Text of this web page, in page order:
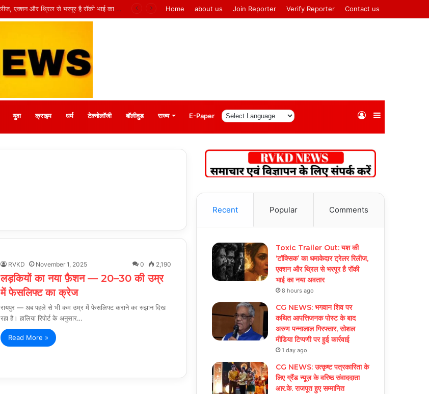
CG NEWS: भगवान शिव पर कथित आपत्तिजनक पोस्ट के बाद अरुण पन्नालाल गिरफ्तार, सोशल मीडिया टिप्पणी पर हुई कार्रवाई Home about us Join Reporter Verify Reporter Contact us
युवा क्राइम धर्म टेक्नोलॉजी बॉलीवुड राज्य E-Paper Sidebar
Log
RVKD November 1, 2025 0 2,190
लड़कियों का नया फ़ैशन — 20–30 की उम्र
में फेसलिफ्ट का क्रेज
रायपुर — अब पहले से भी कम उम्र में फेसलिफ्ट कराने का रुझान दिख
रहा है। हालिया रिपोर्ट के अनुसार…
Read More »
Recent Popular Comments
Toxic Trailer Out: यश की
‘टॉक्सिक’ का धमाकेदार ट्रेलर रिलीज,
एक्शन और थ्रिल से भरपूर है रॉकी
भाई का नया अवतार
8 hours ago
CG NEWS: भगवान शिव पर
कथित आपत्तिजनक पोस्ट के बाद
अरुण पन्नालाल गिरफ्तार, सोशल
मीडिया टिप्पणी पर हुई कार्रवाई
1 day ago
CG NEWS: उत्कृष्ट पत्रकारिता के
लिए ग्रैंड न्यूज़ के वरिष्ठ संवाददाता
आर.के. राजपूत हुए सम्मानित